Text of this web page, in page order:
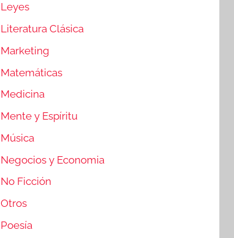
Leyes
Literatura Clásica
Marketing
Matemáticas
Medicina
Mente y Espíritu
Música
Negocios y Economia
No Ficción
Otros
Poesía